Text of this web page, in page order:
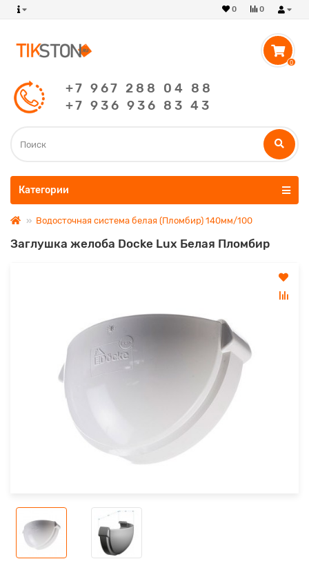
0
0
0
+7 967 288 04 88
+7 936 936 83 43
Категории
Водосточная система белая (Пломбир) 140мм/100
Заглушка желоба Docke Lux Белая Пломбир